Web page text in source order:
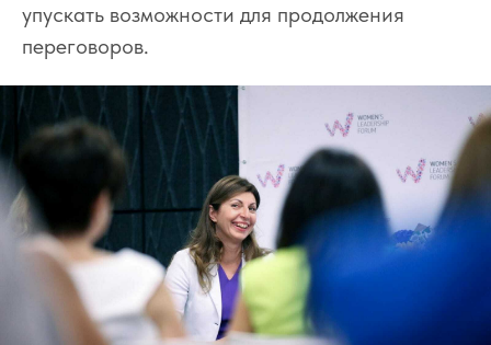
упускать возможности для продолжения
переговоров.